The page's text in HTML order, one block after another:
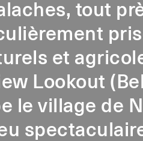
tout
et
Lookout
le village de